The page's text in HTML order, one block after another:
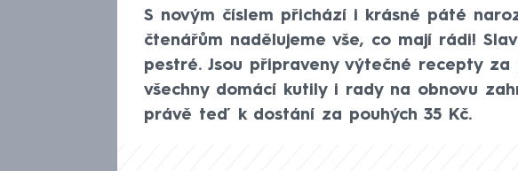
S novým číslem přichází i krásné páté
čtenářům nadělujeme vše, co mají rádi!
pestré. Jsou připraveny výtečné recepty
všechny domácí kutily i rady na obnovu
právě teď k dostání za pouhých 35 Kč.